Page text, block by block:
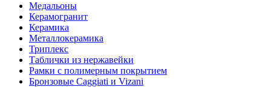
Медальоны
Керамогранит
Керамика
Металлокерамика
Триплекс
Таблички из нержавейки
Рамки с полимерным покрытием
Бронзовые Caggiati и Vizani